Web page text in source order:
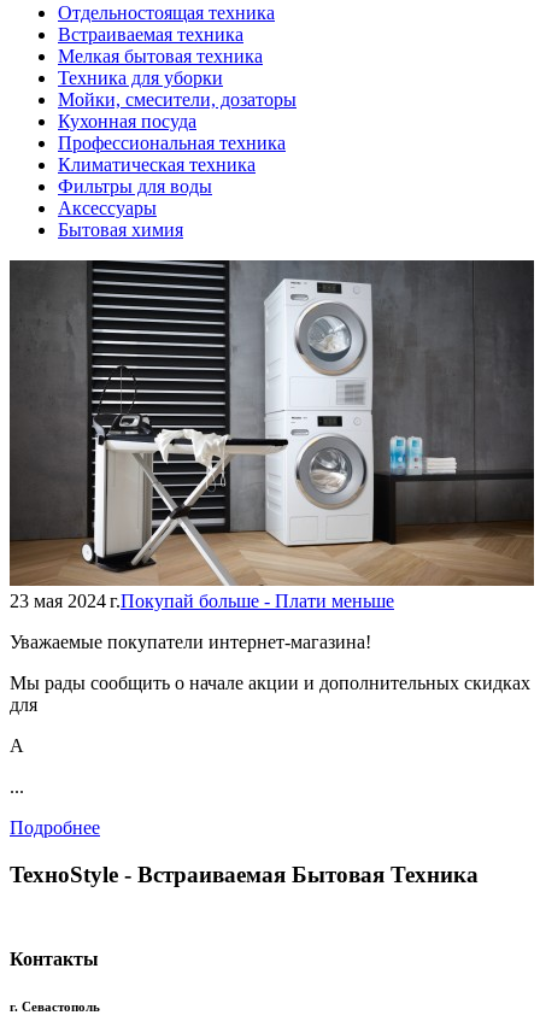
Отдельностоящая техника
Встраиваемая техника
Мелкая бытовая техника
Техника для уборки
Мойки, смесители, дозаторы
Кухонная посуда
Профессиональная техника
Климатическая техника
Фильтры для воды
Аксессуары
Бытовая химия
23 мая 2024 г.Покупай больше - Плати меньше
Уважаемые покупатели интернет-магазина!
Мы рады сообщить о начале акции и дополнительных скидках
для
А
...
Подробнее
TexноStyle - Встраиваемая Бытовая Техника
Контакты
г. Севастополь